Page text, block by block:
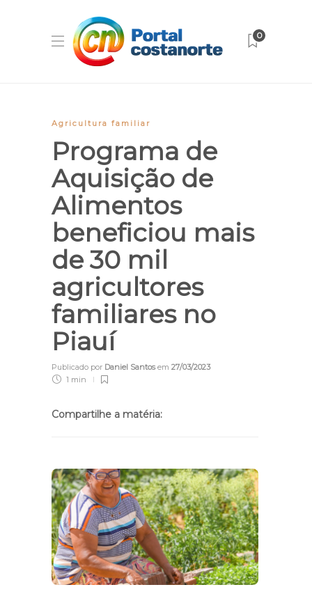
0
Agricultura familiar
Programa de
Aquisição de
Alimentos
beneficiou mais
de 30 mil
agricultores
familiares no
Piauí
Publicado por Daniel Santosem 27/03/2023
1 min
Compartilhe a matéria: